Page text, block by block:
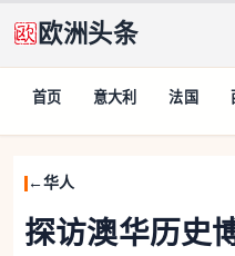
欧洲头条
首页 意大利 法国
华人
探访澳华历史